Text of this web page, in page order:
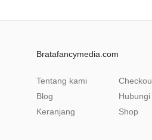
Bratafancymedia.com
Tentang kami
Blog
Keranjang
Hubungi
Shop